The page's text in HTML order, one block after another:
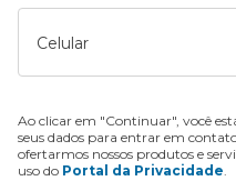
Celular
Ao clicar em "Continuar", você
seus dados para entrar em
ofertarmos nossos produtos e
uso do Portal da Privacidade.